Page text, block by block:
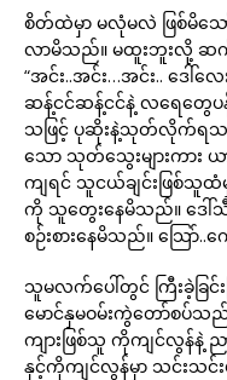
စိတ်ထဲမှာ မလုံမလဲ ဖြစ်မိသေ
လာမိသည်။ မထူးဘူးလို့ ဆ
“အင်း..အင်း…အင်း.. ဒေါ်လ
ဆန့်ငင်ဆန့်ငင်နဲ့ လရေတွေပ
သဖြင့် ပုဆိုးနဲ့သုတ်လိုက်ရသ
သော သုတ်သွေးများကား
ကျရင် သူငယ်ချင်းဖြစ်သူ
ကို သူတွေးနေမိသည်။ ဒေါ်သီသီ
စဉ်းစားနေမိသည်။ သြော်..
သူမလက်ပေါ်တွင် ကြီးခဲ့ခြင်
မောင်နှမဝမ်းကွဲတော်စပ်
ကျားဖြစ်သူ ကိုကျင်လွန်နဲ့
နှင့်ကိုကျင်လွန်မှာ သင်းသင်